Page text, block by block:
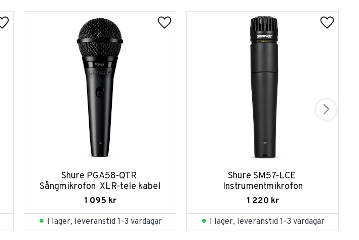
Shure PGA58-QTR
Sångmikrofon  XLR-tele kabel
1 095 kr
I lager, leveranstid 1-3 vardagar
Shure SM57-LCE
Instrumentmikrofon
1 220 kr
I lager, leveranstid 1-3 vardagar